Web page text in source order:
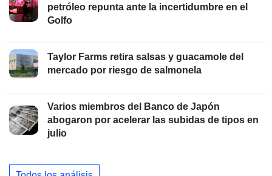
petróleo repunta ante la incertidumbre en el
Golfo
Taylor Farms retira salsas y guacamole del
mercado por riesgo de salmonela
Varios miembros del Banco de Japón
abogaron por acelerar las subidas de tipos en
julio